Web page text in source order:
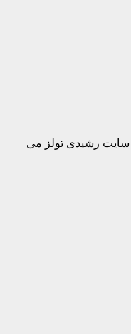
رشیدی تولز می